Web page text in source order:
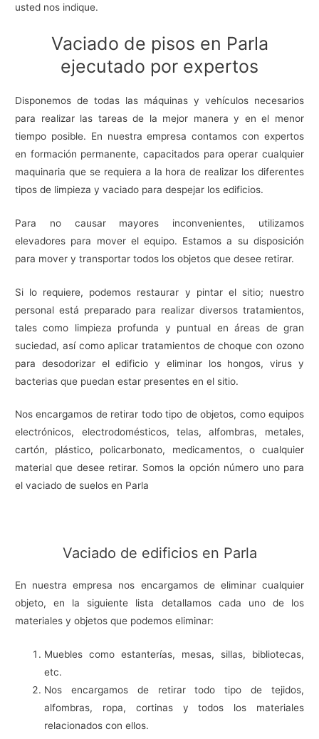
usted nos indique.
Vaciado de pisos en Parla
ejecutado por expertos
Disponemos de todas las máquinas y vehículos necesarios
para realizar las tareas de la mejor manera y en el menor
tiempo posible. En nuestra empresa contamos con expertos
en formación permanente, capacitados para operar cualquier
maquinaria que se requiera a la hora de realizar los diferentes
tipos de limpieza y vaciado para despejar los edificios.
Para no causar mayores inconvenientes, utilizamos
elevadores para mover el equipo. Estamos a su disposición
para mover y transportar todos los objetos que desee retirar.
Si lo requiere, podemos restaurar y pintar el sitio; nuestro
personal está preparado para realizar diversos tratamientos,
tales como limpieza profunda y puntual en áreas de gran
suciedad, así como aplicar tratamientos de choque con ozono
para desodorizar el edificio y eliminar los hongos, virus y
bacterias que puedan estar presentes en el sitio.
Nos encargamos de retirar todo tipo de objetos, como equipos
electrónicos, electrodomésticos, telas, alfombras, metales,
cartón, plástico, policarbonato, medicamentos, o cualquier
material que desee retirar. Somos la opción número uno para
el vaciado de suelos en Parla
Vaciado de edificios en Parla
En nuestra empresa nos encargamos de eliminar cualquier
objeto, en la siguiente lista detallamos cada uno de los
materiales y objetos que podemos eliminar:
Muebles como estanterías, mesas, sillas, bibliotecas,
etc.
Nos encargamos de retirar todo tipo de tejidos,
alfombras, ropa, cortinas y todos los materiales
relacionados con ellos.